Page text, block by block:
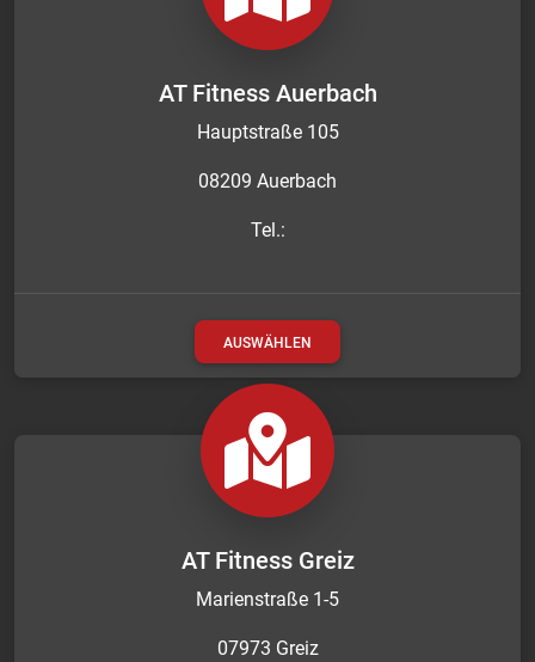
AT Fitness Auerbach
Hauptstraße 105
08209 Auerbach
Tel.:
AUSWÄHLEN
AT Fitness Greiz
Marienstraße 1-5
07973 Greiz